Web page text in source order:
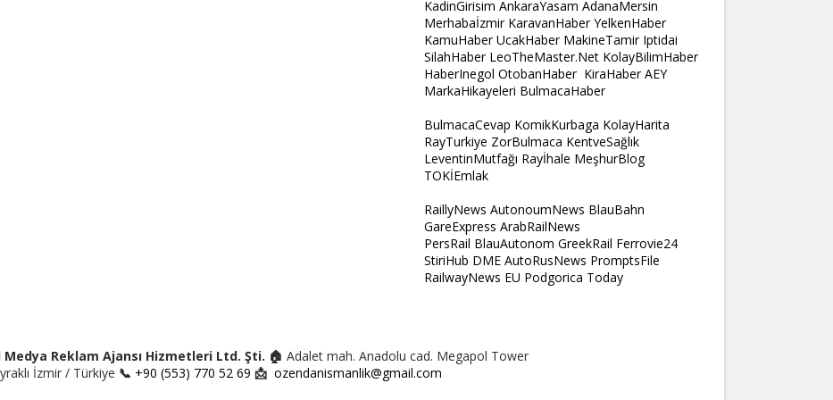
KadinGirisim AnkaraYasam AdanaMersin
Merhabaİzmir KaravanHaber YelkenHaber
KamuHaber UcakHaber MakineTamir Iptidai
SilahHaber LeoTheMaster.Net KolayBilimHaber
HaberInegol OtobanHaber KiraHaberAEY
MarkaHikayeleri BulmacaHaber
BulmacaCevap KomikKurbaga KolayHarita
RayTurkiye ZorBulmaca KentveSağlık
LeventinMutfağı Rayİhale MeşhurBlog
TOKİEmlak
RaillyNews AutonoumNews BlauBahn
GareExpress ArabRailNews
PersRail BlauAutonom GreekRail Ferrovie24
StiriHub DME AutoRusNews PromptsFile
RailwayNews EU Podgorica Today
Medya Reklam Ajansı Hizmetleri Ltd. Şti. 🏠 Adalet mah. Anadolu cad. Megapol Tower
İzmir / Türkiye 📞 +90 (553) 770 52 69 📩 ozendanismanlik@gmail.com